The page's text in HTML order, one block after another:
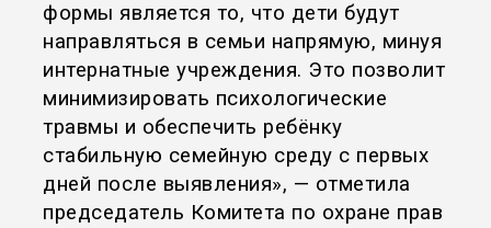
формы является то, что дети будут
направляться в семьи напрямую, минуя
интернатные учреждения. Это позволит
минимизировать психологические
травмы и обеспечить ребёнку
стабильную семейную среду с первых
дней после выявления», — отметила
председатель Комитета по охране прав